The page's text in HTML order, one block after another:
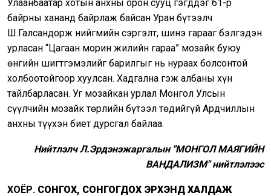
Улаанбаатар хотын анхны орон сууц гэгддэг 61-р
байрны хананд байрлаж байсан Уран бүтээлч
Ш.Галсандорж нийгмийн сэргэлт, шинэ гарааг бэлгэдэн
урласан “Цагаан морин жилийн гараа” мозайк буюу
өнгийн шигтгэмэлийг барилгыг нь нураах болсонтой
холбоотойгоор хуулсан. Хадгална гэж албаны хүн
тайлбарласан. Уг мозайкан урлал Монгол Улсын
сүүлчийн мозайк төрлийн бүтээл төдийгүй Ардчиллын
анхны түүхэн биет дурсгал байлаа.
Нийтлэлч Л.Эрдэнэжаргалын "МОНГОЛ МАЯГИЙН
ВАНДАЛИЗМ" нийтлэлээс
ХОЁР. СОНГОХ, СОНГОГДОХ ЭРХЭНД ХАЛДАЖ